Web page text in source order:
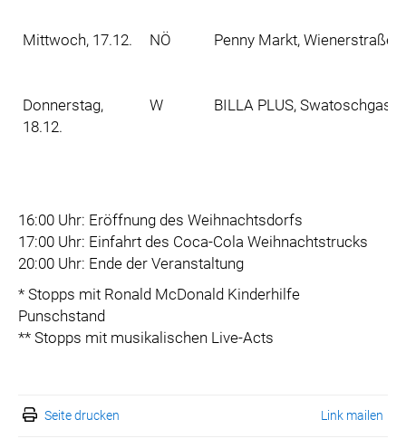
Mittwoch, 17.12. NÖ Penny Markt, Wienerstraße
Donnerstag,
18.12.
W BILLA PLUS,
16:00 Uhr: Eröffnung des Weihnachtsdorfs
17:00 Uhr: Einfahrt des Coca-Cola Weihnachtstrucks
20:00 Uhr: Ende der Veranstaltung
* Stopps mit Ronald McDonald Kinderhilfe
Punschstand
** Stopps mit musikalischen Live-Acts
Seite drucken Link mailen